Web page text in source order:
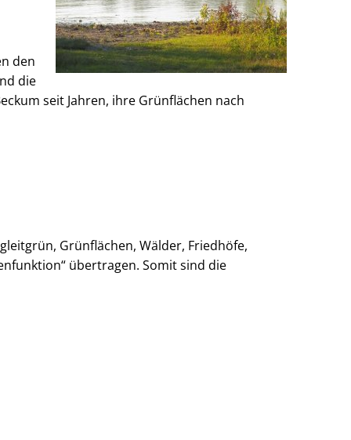
den
die
seit Jahren, ihre Grünflächen nach
Grünflächen, Wälder, Friedhöfe,
übertragen. Somit sind die